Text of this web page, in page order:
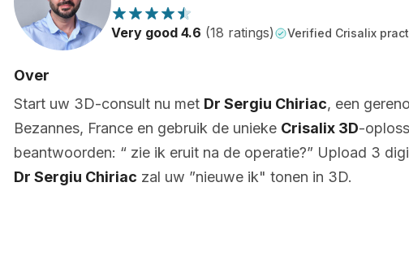
Very good 4.6 (18 ratings) Verified Crisalix
Over
Start uw 3D-consult nu met Dr Sergiu Chiriac, een
Bezannes, France en gebruik de unieke Crisalix 3D-
beantwoorden: “ zie ik eruit na de operatie?” Upload 3
Dr Sergiu Chiriac zal uw ”nieuwe ik" tonen in 3D.